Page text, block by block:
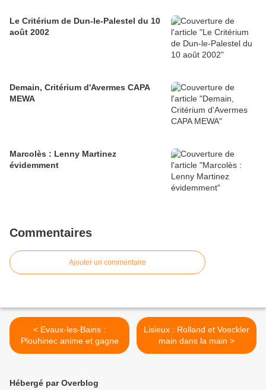
Le Critérium de Dun-le-Palestel du 10
août 2002
Demain, Critérium d'Avermes CAPA
MEWA
Marcolès : Lenny Martinez
évidemment
Commentaires
Ajouter un commentaire
< Evaux-les-Bains :
Plouhinec anime et gagne
Lisieux : Rolland et Voeckler
main dans la main >
Hébergé par Overblog